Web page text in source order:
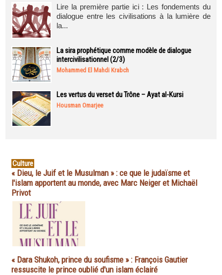
Lire la première partie ici : Les fondements du
dialogue entre les civilisations à la lumière de
la...
La sira prophétique comme modèle de dialogue
intercivilisationnel (2/3)
Mohammed El Mahdi Krabch
Les vertus du verset du Trône – Ayat al-Kursi
Housman Omarjee
Culture
« Dieu, le Juif et le Musulman » : ce que le judaïsme et
l'islam apportent au monde, avec Marc Neiger et Michaël
Privot
« Dara Shukoh, prince du soufisme » : François Gautier
ressuscite le prince oublié d'un islam éclairé